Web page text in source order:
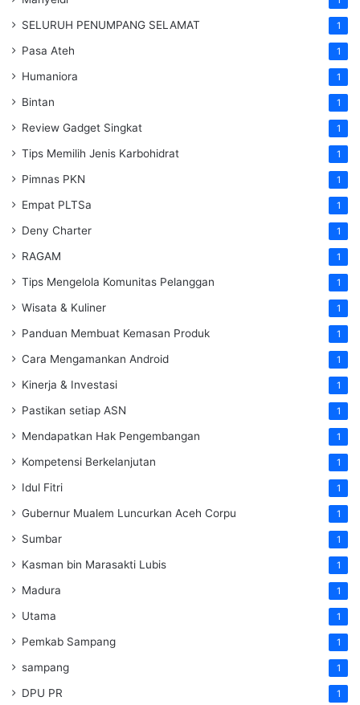
SELURUH PENUMPANG SELAMAT 1
Pasa Ateh 1
Humaniora 1
Bintan 1
Review Gadget Singkat 1
Tips Memilih Jenis Karbohidrat 1
Pimnas PKN 1
Empat PLTSa 1
Deny Charter 1
RAGAM 1
Tips Mengelola Komunitas Pelanggan 1
Wisata & Kuliner 1
Panduan Membuat Kemasan Produk 1
Cara Mengamankan Android 1
Kinerja & Investasi 1
Pastikan setiap ASN 1
Mendapatkan Hak Pengembangan 1
Kompetensi Berkelanjutan 1
Idul Fitri 1
Gubernur Mualem Luncurkan Aceh Corpu 1
Sumbar 1
Kasman bin Marasakti Lubis 1
Madura 1
Utama 1
Pemkab Sampang 1
sampang 1
DPU PR 1